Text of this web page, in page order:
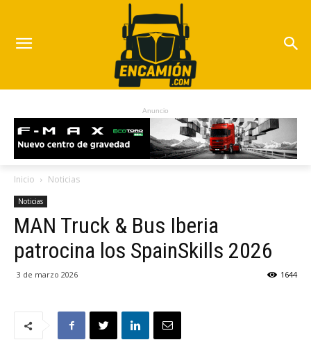
Anuncio
Inicio Noticias
Noticias
MAN Truck & Bus Iberia
patrocina los SpainSkills 2026
3 de marzo 2026 1644